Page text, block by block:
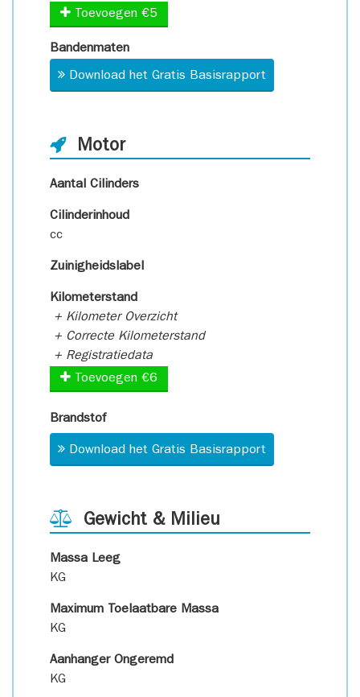
Toevoegen €5
Bandenmaten
Download het Gratis Basisrapport
Motor
Aantal Cilinders
Cilinderinhoud
cc
Zuinigheidslabel
Kilometerstand
+ Kilometer Overzicht
+ Correcte Kilometerstand
+ Registratiedata
Toevoegen €6
Brandstof
Download het Gratis Basisrapport
Gewicht & Milieu
Massa Leeg
KG
Maximum Toelaatbare Massa
KG
Aanhanger Ongeremd
KG